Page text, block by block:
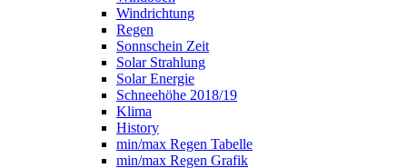
Windrichtung
Regen
Sonnschein Zeit
Solar Strahlung
Solar Energie
Schneehöhe 2018/19
Klima
History
min/max Regen Tabelle
min/max Regen Grafik